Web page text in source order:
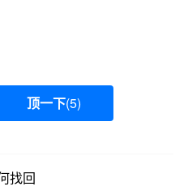
多一些，而且也不全都
顶一下(5)
找回